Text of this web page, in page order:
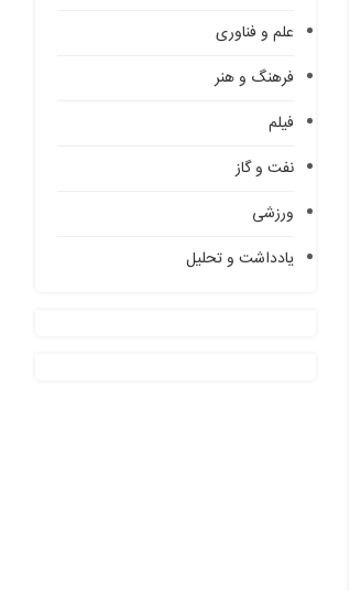
علم و فناوری
فرهنگ و هنر
فیلم
نفت و گاز
ورزشی
یادداشت و تحلیل